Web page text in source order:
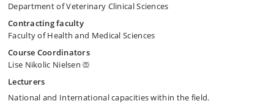
Department of Veterinary Clinical Sciences
Contracting faculty
Faculty of Health and Medical Sciences
Course Coordinators
Lise Nikolic Nielsen
Lecturers
National and International capacities within the field.